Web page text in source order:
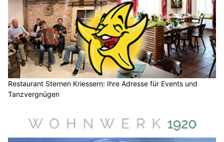
Restaurant Sternen Kriessern: Ihre Adresse für Events und
Tanzvergnügen